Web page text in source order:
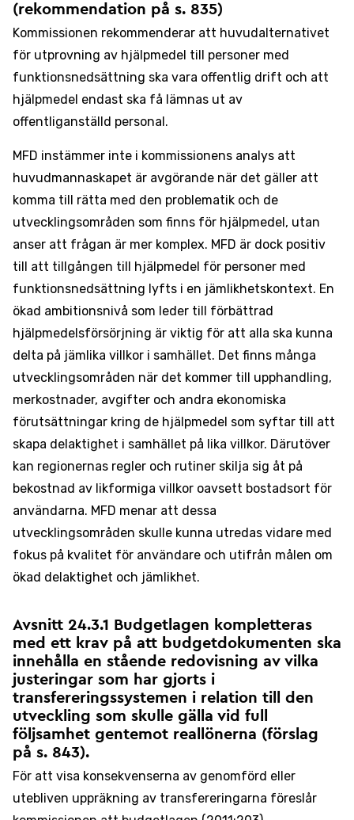
(rekommendation på s. 835)
Kommissionen rekommenderar att huvudalternativet
för utprovning av hjälpmedel till personer med
funktionsnedsättning ska vara offentlig drift och att
hjälpmedel endast ska få lämnas ut av
offentliganställd personal.
MFD instämmer inte i kommissionens analys att
huvudmannaskapet är avgörande när det gäller att
komma till rätta med den problematik och de
utvecklingsområden som finns för hjälpmedel, utan
anser att frågan är mer komplex. MFD är dock positiv
till att tillgången till hjälpmedel för personer med
funktionsnedsättning lyfts i en jämlikhetskontext. En
ökad ambitionsnivå som leder till förbättrad
hjälpmedelsförsörjning är viktig för att alla ska kunna
delta på jämlika villkor i samhället. Det finns många
utvecklingsområden när det kommer till upphandling,
merkostnader, avgifter och andra ekonomiska
förutsättningar kring de hjälpmedel som syftar till att
skapa delaktighet i samhället på lika villkor. Därutöver
kan regionernas regler och rutiner skilja sig åt på
bekostnad av likformiga villkor oavsett bostadsort för
användarna. MFD menar att dessa
utvecklingsområden skulle kunna utredas vidare med
fokus på kvalitet för användare och utifrån målen om
ökad delaktighet och jämlikhet.
Avsnitt 24.3.1 Budgetlagen kompletteras
med ett krav på att budgetdokumenten ska
innehålla en stående redovisning av vilka
justeringar som har gjorts i
transfereringssystemen i relation till den
utveckling som skulle gälla vid full
följsamhet gentemot reallönerna (förslag
på s. 843).
För att visa konsekvenserna av genomförd eller
utebliven uppräkning av transfereringarna föreslår